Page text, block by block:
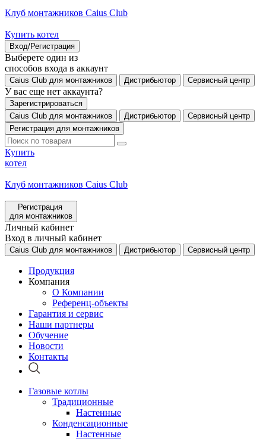
Клуб монтажников Caius Club
Купить котел
Вход/Регистрация
Выберете один из
способов входа в аккаунт
Caius Club для монтажников Дистрибьютор Сервисный центр
У вас еще нет аккаунта?
Зарегистрироваться
Caius Club для монтажников
Дистрибьютор
Сервисный центр
Регистрация для монтажников
Купить
котел
Клуб монтажников Caius Club
Регистрация
для монтажников
Личный кабинет
Вход в личный кабинет
Caius Club для монтажников Дистрибьютор Сервисный центр
Продукция
Компания
О Компании
Референц-объекты
Гарантия и сервис
Наши партнеры
Обучение
Новости
Контакты
Газовые котлы
Традиционные
Настенные
Конденсационные
Настенные